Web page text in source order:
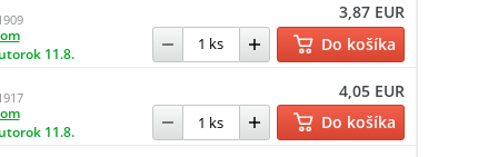
3,87 EUR
utorok 11.8.
Do košíka
4,05 EUR
utorok 11.8.
Do košíka